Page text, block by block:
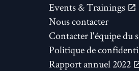
Events & Trainings
Nous contacter
Contacter l'équipe du
Politique de
Rapport annuel 2022